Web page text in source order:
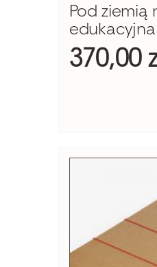
Pod ziemią
edukacyjna
370,00